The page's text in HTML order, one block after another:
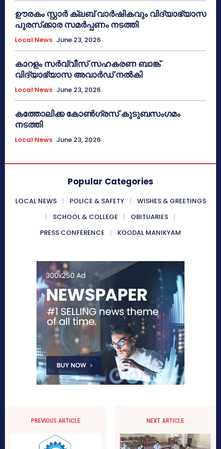
ഊരകം സ്റ്റാർ ക്ലബ് വാർഷികവും വിദ്യാഭ്യാസ
പുരസ്‌ക്കാര സമർപ്പണം നടത്തി
Local News June 23, 2026
കാറളം സർവ്വീസ് സഹകരണ ബാങ്ക്
വിദ്യാഭ്യാസ അവാർഡ് നൽകി
Local News June 23, 2026
കത്തോലിക്ക കോൺഗ്രസ് കുടുബസംഗമം
നടത്തി
Local News June 23, 2026
Popular Categories
LOCAL NEWS POLICE & SAFETY
WISHES & GREETINGS
SCHOOL & COLLEGE
OBITUARIES
PRESS CONFERENCE
KOODAL MANIKYAM
PREVIOUS ARTICLE NEXT ARTICLE